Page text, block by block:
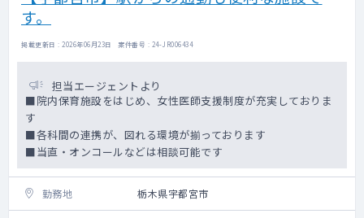
す。
掲載更新日 : 2026年06月23日 案件番号 : 24-JR006434
担当エージェントより
■院内保育施設をはじめ、女性医師支援制度が充実しておりま
す
■各科間の連携が、図れる環境が揃っております
■当直・オンコールなどは相談可能です
勤務地 栃木県宇都宮市